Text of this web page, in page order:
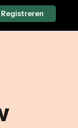
Registreren